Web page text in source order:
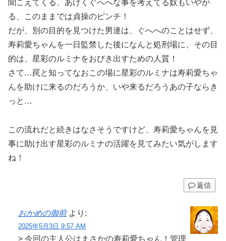
聞こえてくる、あげくぐへへな事を考えてる奴もいやが
る、このままでは貞操のピンチ！
だが、別の目的を見つけた男達は、ぐへへのことはせず、
寿莉愛ちゃんを一日監禁した後になんと処刑場に、その目
的は、星彩のルミナをおびき出すための人質！
さて…罠と知ってなおこの場に星彩のルミナは寿莉愛ちゃ
んを助けに来るのだろうか、いや来るだろうあの子ならき
っと…
この流れだと続きはなさそうですけど、寿莉愛ちゃんを見
事に助け出す星彩のルミナの活躍を見てみたい気がします
ね！
返信
おかめの御前 より:
2025年5月3日 9:57 AM
> 今回の主人公はまさかの寿莉愛ちゃん！管理